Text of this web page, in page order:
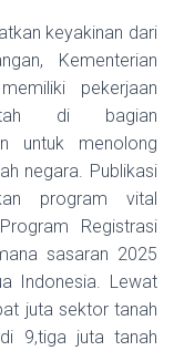
keyakinan dari
Kementerian
pekerjaan
di bagian
untuk menolong
negara. Publikasi
program vital
Registrasi
sasaran 2025
Indonesia. Lewat
juta sektor tanah
9,tiga juta tanah